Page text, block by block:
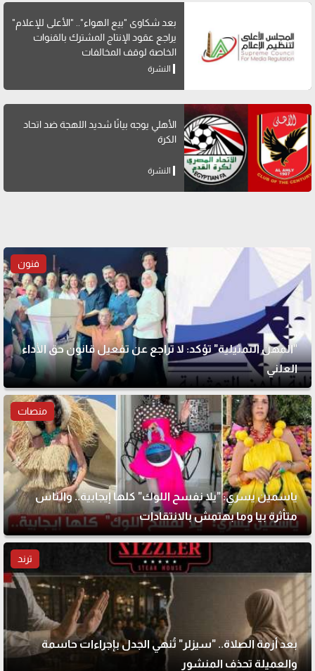
بعد شكاوى "بيع الهواء".. "الأعلى للإعلام"
يراجع عقود الإنتاج المشترك بالقنوات
الخاصة لوقف المخالفات
النشرة
الأهلي يوجه بيانًا شديد اللهجة ضد اتحاد
الكرة
النشرة
فنون
"المهن التمثيلية" تؤكد: لا تراجع عن تفعيل قانون حق الأداء
العلني
منصات
ياسمين يسري: "يلا نفسح اللوك" كلها إيجابية.. والناس
متأثرة بيا وما بهتمش بالانتقادات
ترند
بعد أزمة الصلاة.. "سيزلر" تُنهي الجدل بإجراءات حاسمة
والعميلة تحذف المنشور